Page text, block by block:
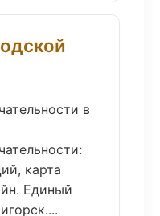
в
карта
Единый